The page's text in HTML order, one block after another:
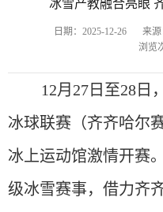
冰雪产教融合亮眼
日期：2025-12-26 来
浏览
12月27日至28日
冰球联赛（齐齐哈尔
冰上运动馆激情开赛
级冰雪赛事，借力齐